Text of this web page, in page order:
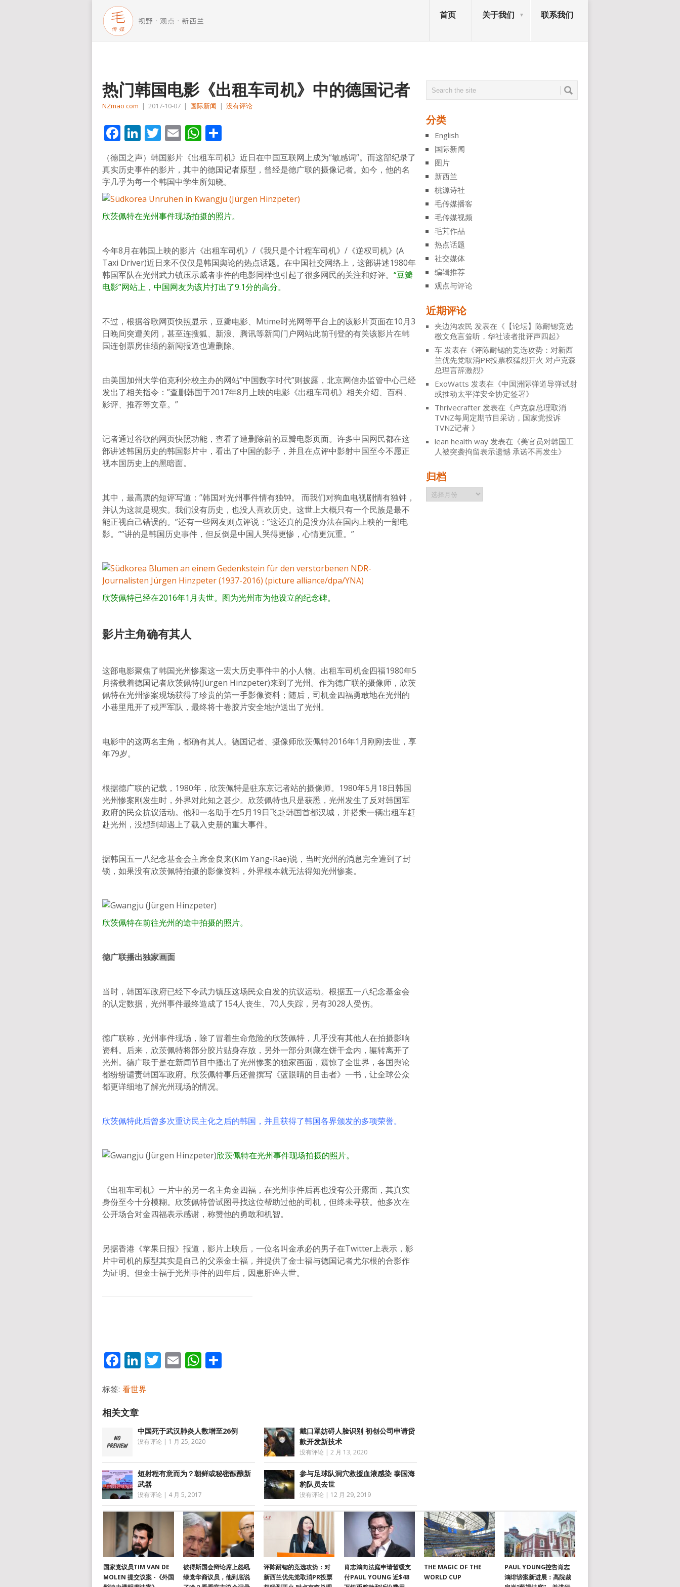
首页 关于我们 联系我们
热门韩国电影《出租车司机》中的德国记者
NZmao com | 2017-10-07 | 国际新闻 | 没有评论
Facebook
LinkedIn
Twitter
EmailWhatsApp
享
（德国之声）韩国影片《出租车司机》近日在中国互联网上成为“敏感词”。而这部纪录了
真实历史事件的影片，其中的德国记者原型，曾经是德广联的摄像记者。如今，他的名
字几乎为每一个韩国中学生所知晓。
欣茨佩特在光州事件现场拍摄的照片。
今年8月在韩国上映的影片《出租车司机》/《我只是个计程车司机》/《逆权司机》(A
Taxi Driver)近日来不仅仅是韩国舆论的热点话题。在中国社交网络上，这部讲述1980年
韩国军队在光州武力镇压示威者事件的电影同样也引起了很多网民的关注和好评。 “豆瓣
电影”网站上，中国网友为该片打出了9.1分的高分。
不过，根据谷歌网页快照显示，豆瓣电影、Mtime时光网等平台上的该影片页面在10月3
日晚间突遭关闭，甚至连搜狐、新浪、腾讯等新闻门户网站此前刊登的有关该影片在韩
国连创票房佳绩的新闻报道也遭删除。
由美国加州大学伯克利分校主办的网站”中国数字时代”则披露，北京网信办监管中心已经
发出了相关指令：”查删韩国于2017年8月上映的电影《出租车司机》相关介绍、百科、
影评、推荐等文章。”
记者通过谷歌的网页快照功能，查看了遭删除前的豆瓣电影页面。许多中国网民都在这
部讲述韩国历史的韩国影片中，看出了中国的影子，并且在点评中影射中国至今不愿正
视本国历史上的黑暗面。
其中，最高票的短评写道：”韩国对光州事件情有独钟。 而我们对狗血电视剧情有独钟，
并认为这就是现实。我们没有历史，也没人喜欢历史。这世上大概只有一个民族是最不
能正视自己错误的。”还有一些网友则点评说：”这还真的是没办法在国内上映的一部电
影。””讲的是韩国历史事件，但反倒是中国人哭得更惨，心情更沉重。”
欣茨佩特已经在2016年1月去世。图为光州市为他设立的纪念碑。
影片主角确有其人
这部电影聚焦了韩国光州惨案这一宏大历史事件中的小人物。出租车司机金四福1980年5
月搭载着德国记者欣茨佩特(Jürgen Hinzpeter)来到了光州。作为德广联的摄像师，欣茨
佩特在光州惨案现场获得了珍贵的第一手影像资料；随后，司机金四福勇敢地在光州的
小巷里甩开了戒严军队，最终将十卷胶片安全地护送出了光州。
电影中的这两名主角，都确有其人。德国记者、摄像师欣茨佩特2016年1月刚刚去世，享
年79岁。
根据德广联的记载，1980年，欣茨佩特是驻东京记者站的摄像师。1980年5月18日韩国
光州惨案刚发生时，外界对此知之甚少。欣茨佩特也只是获悉，光州发生了反对韩国军
政府的民众抗议活动。他和一名助手在5月19日飞赴韩国首都汉城，并搭乘一辆出租车赶
赴光州，没想到却遇上了载入史册的重大事件。
据韩国五一八纪念基金会主席金良来(Kim Yang-Rae)说，当时光州的消息完全遭到了封
锁，如果没有欣茨佩特拍摄的影像资料，外界根本就无法得知光州惨案。
欣茨佩特在前往光州的途中拍摄的照片。
德广联播出独家画面
当时，韩国军政府已经下令武力镇压这场民众自发的抗议运动。根据五一八纪念基金会
的认定数据，光州事件最终造成了154人丧生、70人失踪，另有3028人受伤。
德广联称，光州事件现场，除了冒着生命危险的欣茨佩特，几乎没有其他人在拍摄影响
资料。后来，欣茨佩特将部分胶片贴身存放，另外一部分则藏在饼干盒内，辗转离开了
光州。德广联于是在新闻节目中播出了光州惨案的独家画面，震惊了全世界，各国舆论
都纷纷谴责韩国军政府。欣茨佩特事后还曾撰写《蓝眼睛的目击者》一书，让全球公众
都更详细地了解光州现场的情况。
欣茨佩特此后曾多次重访民主化之后的韩国，并且获得了韩国各界颁发的多项荣誉。
欣茨佩特在光州事件现场拍摄的照片。
《出租车司机》一片中的另一名主角金四福，在光州事件后再也没有公开露面，其真实
身份至今十分模糊。欣茨佩特曾试图寻找这位帮助过他的司机，但终未寻获。他多次在
公开场合对金四福表示感谢，称赞他的勇敢和机智。
另据香港《苹果日报》报道，影片上映后，一位名叫金承必的男子在Twitter上表示，影
片中司机的原型其实是自己的父亲金士福，并提供了金士福与德国记者尤尔根的合影作
为证明。但金士福于光州事件的四年后，因患肝癌去世。
Facebook
LinkedIn
Twitter
EmailWhatsApp
标签: 看世界
中国死于武汉肺炎人数增至26例
没有评论 | 1 月 25, 2020
戴口罩妨碍人脸识别 初创公司申请贷
款开发新技术
没有评论 |2 月 13, 2020
短射程有意而为？朝鲜或秘密酝酿新
武器
没有评论 | 4 月 5, 2017
参与足球队洞穴救援血液感染 泰国海
豹队员去世
没有评论 | 12 月 29, 2019
分类
English
国际新闻
图片
新西兰
桃源诗社
毛传媒播客
毛传媒视频
毛芃作品
热点话题
社交媒体
编辑推荐
观点与评论
近期评论
夹边沟农民 发表在《 【论坛】陈耐锶竞选
檄文危言耸听，华社读者批评声四起》
车 发表在《评陈耐锶的竞选攻势：对新西
兰优先党取消PR投票权猛烈开火 对卢克森
总理言辞激烈》
ExoWatts 发表在《中国洲际弹道导弹试射
或推动太平洋安全协定签署》
Thrivecrafter 发表在《卢克森总理取消
TVNZ每周定期节目采访，国家党投诉
TVNZ记者 》
lean health way 发表在《美官员对韩国工
人被突袭拘留表示遗憾 承诺不再发生》
归档
归
档
国家党议员TIM VAN DE
MOLEN 提交议案 -《外国
彼得斯国会辩论席上怒吼
绿党华裔议员，他到底说
评陈耐锶的竞选攻势：对
新西兰优先党取消PR投票
肖志鴻向法庭申请暂缓支
付PAUL YOUNG 近$48
THE MAGIC OF THE
WORLD CUP
PAUL YOUNG控告肖志
鴻诽谤案新进展：高院裁